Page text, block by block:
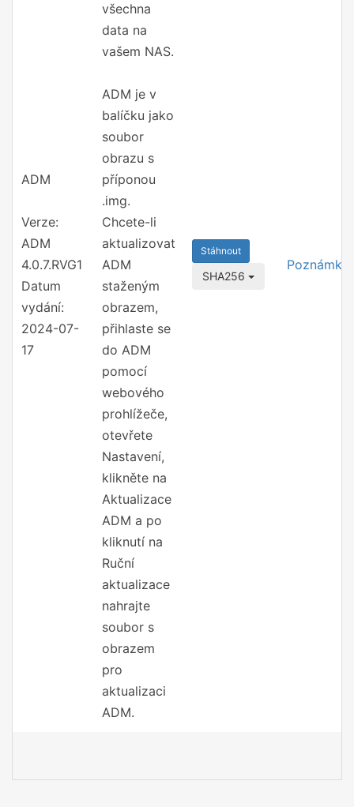
ADM
Verze:
ADM
4.0.7.RVG1
Datum
vydání:
2024-07-
17
všechna
data na
vašem NAS.
ADM je v
balíčku jako
soubor
obrazu s
příponou
.img.
Chcete-li
aktualizovat
ADM
staženým
obrazem,
přihlaste se
do ADM
pomocí
webového
prohlížeče,
otevřete
Nastavení,
klikněte na
Aktualizace
ADM a po
kliknutí na
Ruční
aktualizace
nahrajte
soubor s
obrazem
pro
aktualizaci
ADM.
Stáhnout
SHA256
Poznámky